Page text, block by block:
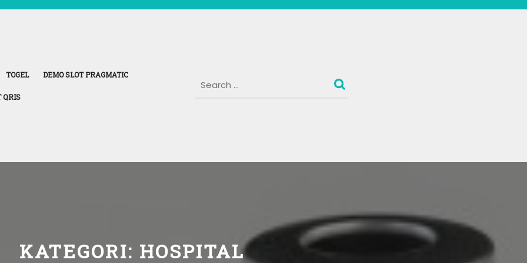
TOGEL DEMO SLOT PRAGMATIC
QRIS
KATEGORI: HOSPITAL